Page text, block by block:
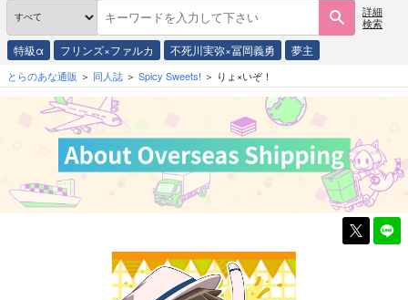
詳細
検索
特級α フリンズ×ファルカ 不死川実弥×冨岡義勇 夢主
とらのあな通販 同人誌 Spicy Sweets! りょ×いぞ！